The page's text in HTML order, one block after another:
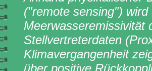
("remote sensing")
Meerwasseremissivität
Stellvertreterdaten
Klimavergangenheit
über positive